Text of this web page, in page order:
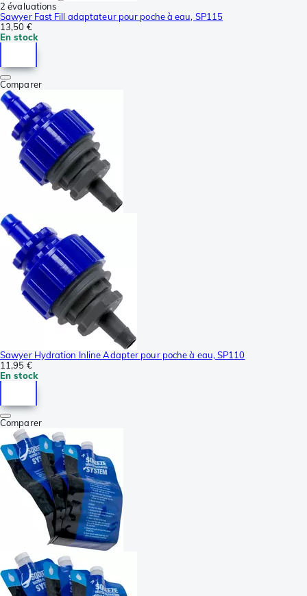
2 évaluations
Sawyer Fast Fill adaptateur pour poche à eau, SP115
13,50 €
En stock
Comparer
Sawyer Hydration Inline Adapter pour poche à eau, SP110
11,95 €
En stock
Comparer